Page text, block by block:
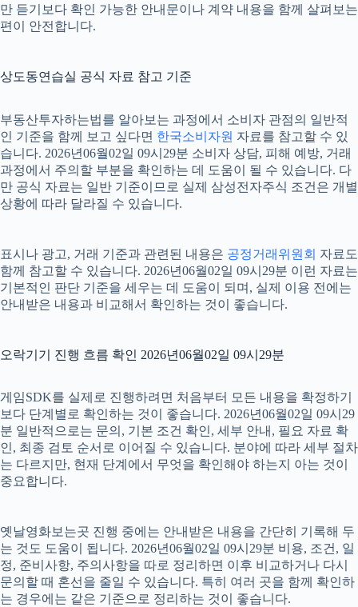
만 듣기보다 확인 가능한 안내문이나 계약 내용을 함께 살펴보는
편이 안전합니다.
상도동연습실 공식 자료 참고 기준
부동산투자하는법를 알아보는 과정에서 소비자 관점의 일반적
인 기준을 함께 보고 싶다면 한국소비자원 자료를 참고할 수 있
습니다. 2026년06월02일 09시29분 소비자 상담, 피해 예방, 거래
과정에서 주의할 부분을 확인하는 데 도움이 될 수 있습니다. 다
만 공식 자료는 일반 기준이므로 실제 삼성전자주식 조건은 개별
상황에 따라 달라질 수 있습니다.
표시나 광고, 거래 기준과 관련된 내용은 공정거래위원회 자료도
함께 참고할 수 있습니다. 2026년06월02일 09시29분 이런 자료는
기본적인 판단 기준을 세우는 데 도움이 되며, 실제 이용 전에는
안내받은 내용과 비교해서 확인하는 것이 좋습니다.
오락기기 진행 흐름 확인 2026년06월02일 09시29분
게임SDK를 실제로 진행하려면 처음부터 모든 내용을 확정하기
보다 단계별로 확인하는 것이 좋습니다. 2026년06월02일 09시29
분 일반적으로는 문의, 기본 조건 확인, 세부 안내, 필요 자료 확
인, 최종 검토 순서로 이어질 수 있습니다. 분야에 따라 세부 절차
는 다르지만, 현재 단계에서 무엇을 확인해야 하는지 아는 것이
중요합니다.
옛날영화보는곳 진행 중에는 안내받은 내용을 간단히 기록해 두
는 것도 도움이 됩니다. 2026년06월02일 09시29분 비용, 조건, 일
정, 준비사항, 주의사항을 따로 정리하면 이후 비교하거나 다시
문의할 때 혼선을 줄일 수 있습니다. 특히 여러 곳을 함께 확인하
는 경우에는 같은 기준으로 정리하는 것이 좋습니다.